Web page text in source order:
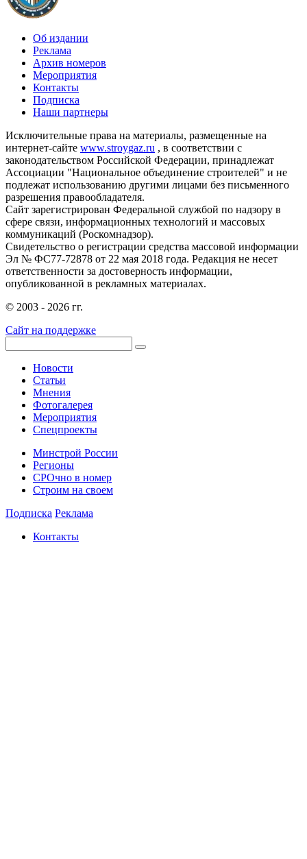
Об издании
Реклама
Архив номеров
Мероприятия
Контакты
Подписка
Наши партнеры
Исключительные права на материалы, размещенные на
интернет-сайте www.stroygaz.ru , в соответствии с
законодательством Российской Федерации, принадлежат
Ассоциации "Национальное объединение строителей" и не
подлежат использованию другими лицами без письменного
разрешения правообладателя.
Сайт зарегистрирован Федеральной службой по надзору в
сфере связи, информационных технологий и массовых
коммуникаций (Роскомнадзор).
Свидетельство о регистрации средства массовой информации
Эл № ФС77-72878 от 22 мая 2018 года. Редакция не несет
ответственности за достоверность информации,
опубликованной в рекламных материалах.
© 2003 - 2026 гг.
Сайт на поддержке
Новости
Статьи
Мнения
Фотогалерея
Мероприятия
Спецпроекты
Минстрой России
Регионы
СРОчно в номер
Строим на своем
Подписка Реклама
Контакты